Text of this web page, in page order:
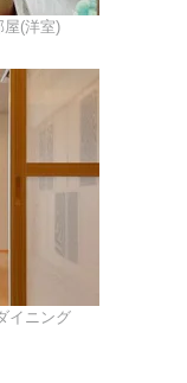
屋(洋室)
イニング